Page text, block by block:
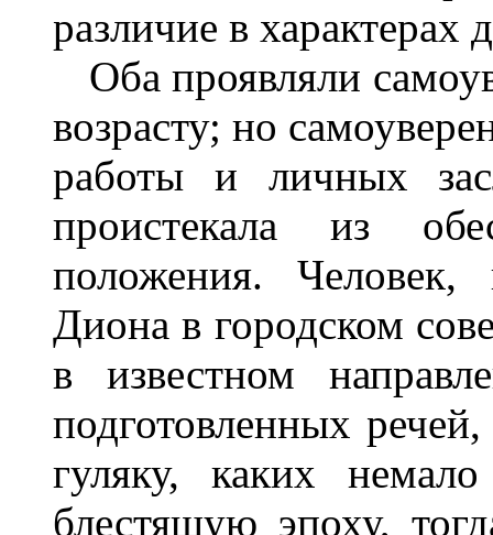
различие в характерах
Оба проявляли
возрасту; но
работы и личных
проистекала из
положения. Человек,
Диона в городском
в известном
подготовленных
гуляку, каких
блестящую эпоху,